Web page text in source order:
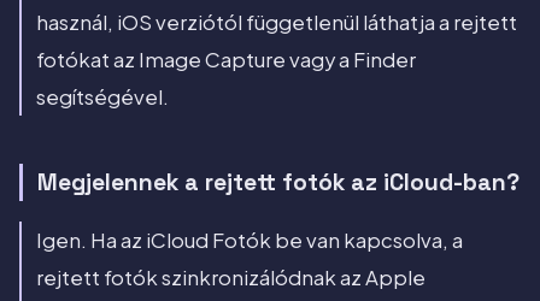
használ, iOS verziótól függetlenül láthatja a rejtett
fotókat az Image Capture vagy a Finder
segítségével.
Megjelennek a rejtett fotók az iCloud-ban?
Igen. Ha az iCloud Fotók be van kapcsolva, a
rejtett fotók szinkronizálódnak az Apple